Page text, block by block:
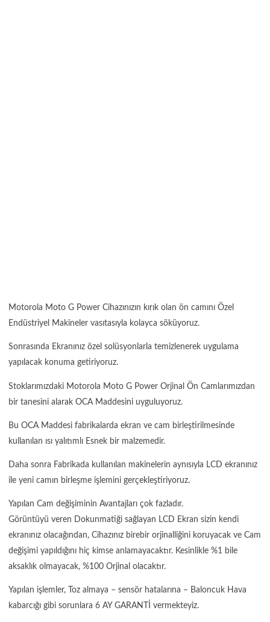
Motorola Moto G Power Cihazınızın kırık olan ön camını Özel
Endüstriyel Makineler vasıtasıyla kolayca söküyoruz.
Sonrasında Ekranınız özel solüsyonlarla temizlenerek uygulama
yapılacak konuma getiriyoruz.
Stoklarımızdaki Motorola Moto G Power Orjinal Ön Camlarımızdan
bir tanesini alarak OCA Maddesini uyguluyoruz.
Bu OCA Maddesi fabrikalarda ekran ve cam birleştirilmesinde
kullanılan ısı yalıtımlı Esnek bir malzemedir.
Daha sonra Fabrikada kullanılan makinelerin aynısıyla LCD ekranınız
ile yeni camın birleşme işlemini gerçekleştiriyoruz.
Yapılan Cam değişiminin Avantajları çok fazladır.
Görüntüyü veren Dokunmatiği sağlayan LCD Ekran sizin kendi
ekranınız olacağından, Cihazınız birebir orjinalliğini koruyacak ve Cam
değişimi yapıldığını hiç kimse anlamayacaktır. Kesinlikle %1 bile
aksaklık olmayacak, %100 Orjinal olacaktır.
Yapılan işlemler, Toz almaya – sensör hatalarına – Baloncuk Hava
kabarcığı gibi sorunlara 6 AY GARANTİ vermekteyiz.